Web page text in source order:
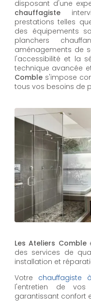
disposant d'une
chauffagiste
prestations telles
des équipements
planchers
aménagements de
l'accessibilité et la
technique avancée
Comble s'impose
tous vos besoins de
Les Ateliers Comble
des services de
installation et
Votre chauffagiste
l'entretien de vos
garantissant confort